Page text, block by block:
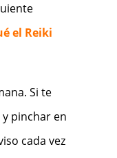
el Reiki
Si te
pinchar en
cada vez